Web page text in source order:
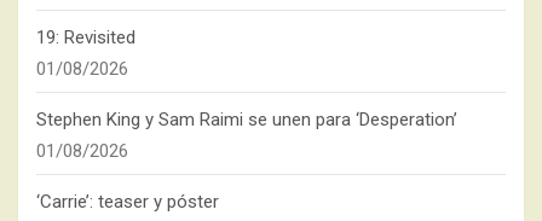
19: Revisited
01/08/2026
Stephen King y Sam Raimi se unen para ‘Desperation’
01/08/2026
‘Carrie’: teaser y póster